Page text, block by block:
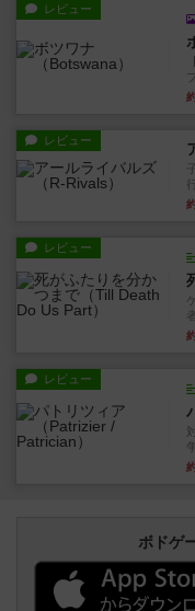
レビュー
レビュー
レビュー
レビュー
ボドゲ